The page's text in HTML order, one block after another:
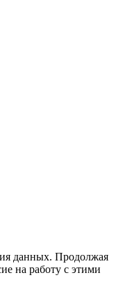
данных. Продолжая
на работу с этими